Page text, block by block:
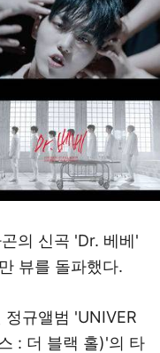
의 신곡 'Dr. 베베'
뷰를 돌파했다.
규앨범 'UNIVER
: 더 블랙 홀)'의 타